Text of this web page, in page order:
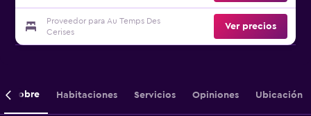
Proveedor para Au Temps Des
Cerises
Ver precios
Sobre Habitaciones Servicios Opiniones Ubicación